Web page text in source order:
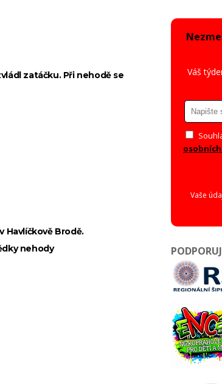
zatáčku. Při nehodě se
Havlíčkově Brodě.
nehody
Váš
Vaše